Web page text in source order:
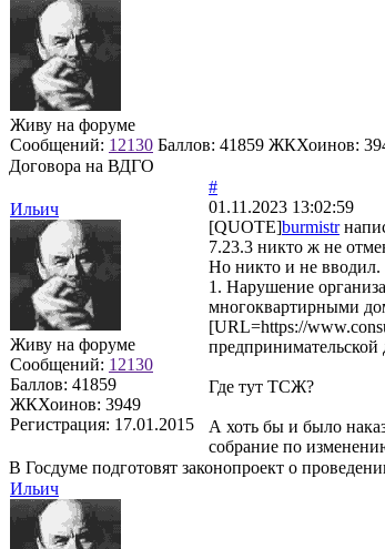
Живу на форуме
Сообщений: 12130 Баллов: 41859 ЖКХоинов:
Договора на ВДГО
Ильич
Живу на форуме
Сообщений: 12130
Баллов: 41859
ЖКХоинов: 3949
Регистрация: 17.01.2015
#
01.11.2023 13:02:59
[QUOTE]burmistr
7.23.3 никто ж не
Но никто и не вводил.
1. Нарушение
многоквартирными
[URL=https://
Где тут ТСЖ?
А хоть бы и было
собрание по
В Госдуме подготовят законопроект о
Ильич